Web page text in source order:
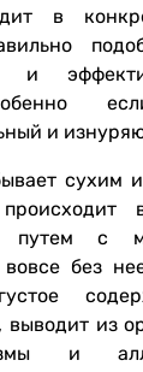
в
и
и
сухим
путем с
без
из
и